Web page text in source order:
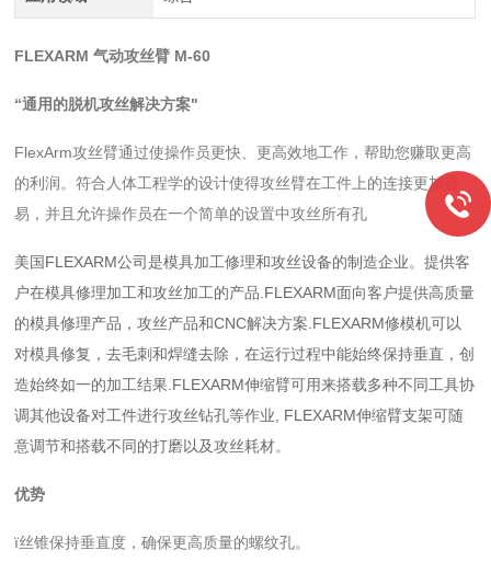
FLEXARM 气动攻丝臂 M-60
“通用的脱机攻丝解决方案"
FlexArm攻丝臂通过使操作员更快、更高效地工作，帮助您赚取更高
的利润。符合人体工程学的设计使得攻丝臂在工件上的连接更加容
易，并且允许操作员在一个简单的设置中攻丝所有孔
美国FLEXARM公司是模具加工修理和攻丝设备的制造企业。提供客
户在模具修理加工和攻丝加工的产品.FLEXARM面向客户提供高质量
的模具修理产品，攻丝产品和CNC解决方案.FLEXARM修模机可以
对模具修复，去毛刺和焊缝去除，在运行过程中能始终保持垂直，创
造始终如一的加工结果.FLEXARM伸缩臂可用来搭载多种不同工具协
调其他设备对工件进行攻丝钻孔等作业, FLEXARM伸缩臂支架可随
意调节和搭载不同的打磨以及攻丝耗材。
优势
ï丝锥保持垂直度，确保更高质量的螺纹孔。